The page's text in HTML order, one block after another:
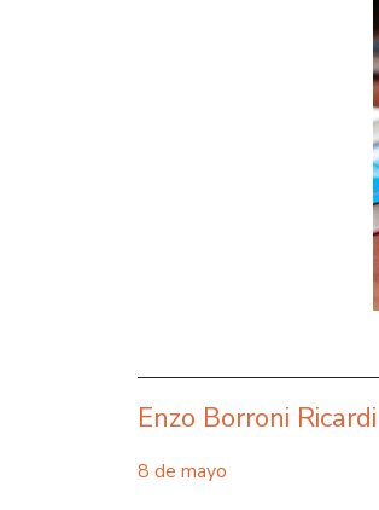
Enzo Borroni Ricardi
8 de mayo